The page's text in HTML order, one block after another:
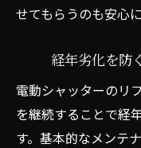
せてもらうのも安心
経年劣化を防
電動シャッターのリ
を継続することで経
す。基本的なメンテ